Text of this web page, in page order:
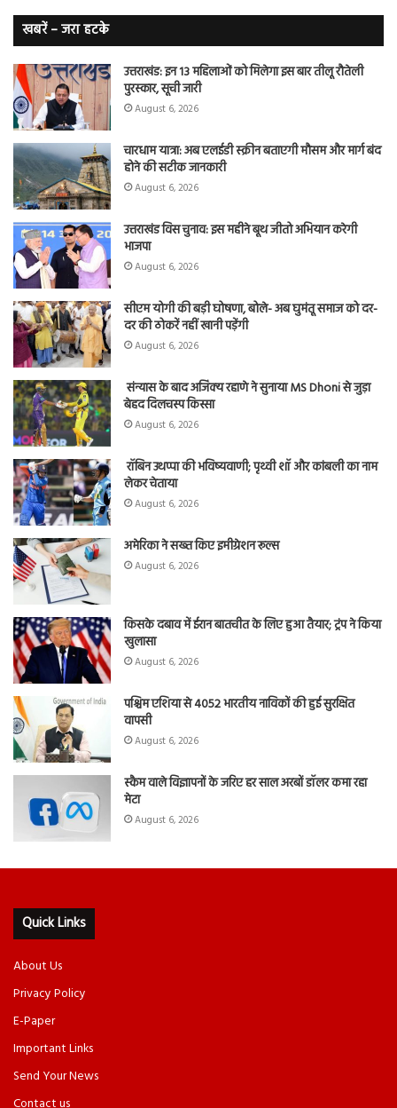
कैंसर का
शिकार
खबरें – जरा हटके
उत्तराखंड: इन 13 महिलाओं को मिलेगा इस बार तीलू रौतेली
पुरस्कार, सूची जारी
August 6, 2026
चारधाम यात्रा: अब एलईडी स्क्रीन बताएगी मौसम और मार्ग बंद
होने की सटीक जानकारी
August 6, 2026
उत्तराखंड विस चुनाव: इस महीने बूथ जीतो अभियान करेगी
भाजपा
August 6, 2026
सीएम योगी की बड़ी घोषणा, बोले- अब घुमंतू समाज को दर-
दर की ठोकरें नहीं खानी पड़ेंगी
August 6, 2026
संन्यास के बाद अजिंक्‍य रहाणे ने सुनाया MS Dhoni से जुड़ा
बेहद दिलचस्प किस्सा
August 6, 2026
रॉबिन उथप्पा की भविष्यवाणी; पृथ्वी शॉ और कांबली का नाम
लेकर चेताया
August 6, 2026
अमेरिका ने सख्त किए इमीग्रेशन रूल्स
August 6, 2026
किसके दबाव में ईरान बातचीत के लिए हुआ तैयार; ट्रंप ने किया
खुलासा
August 6, 2026
पश्चिम एशिया से 4052 भारतीय नाविकों की हुई सुरक्षित
वापसी
August 6, 2026
स्कैम वाले विज्ञापनों के जरिए हर साल अरबों डॉलर कमा रहा
मेटा
August 6, 2026
Quick Links
About Us
Privacy Policy
E-Paper
Important Links
Send Your News
Contact us